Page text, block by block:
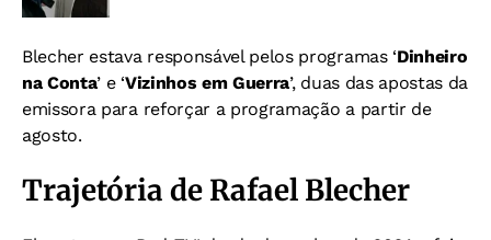
Blecher estava responsável pelos programas ‘Dinheiro
na Conta’ e ‘Vizinhos em Guerra’, duas das apostas da
emissora para reforçar a programação a partir de
agosto.
Trajetória de Rafael Blecher